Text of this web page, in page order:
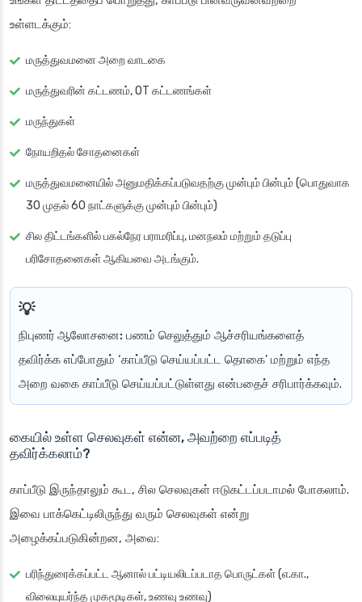
உள்ளடக்கும்:
மருத்துவமனை அறை வாடகை
மருத்துவரின் கட்டணம், OT கட்டணங்கள்
மருந்துகள்
நோயறிதல் சோதனைகள்
மருத்துவமனையில் அனுமதிக்கப்படுவதற்கு முன்பும் பின்பும் (பொதுவாக
30 முதல் 60 நாட்களுக்கு முன்பும் பின்பும்)
சில திட்டங்களில் பகல்நேர பராமரிப்பு, மனநலம் மற்றும் தடுப்பு
பரிசோதனைகள் ஆகியவை அடங்கும்.
நிபுணர் ஆலோசனை: பணம் செலுத்தும் ஆச்சரியங்களைத்
தவிர்க்க எப்போதும் ‘காப்பீடு செய்யப்பட்ட தொகை’ மற்றும் எந்த
அறை வகை காப்பீடு செய்யப்பட்டுள்ளது என்பதைச் சரிபார்க்கவும்.
கையில் உள்ள செலவுகள் என்ன, அவற்றை எப்படித்
தவிர்க்கலாம்?
காப்பீடு இருந்தாலும் கூட, சில செலவுகள் ஈடுகட்டப்படாமல் போகலாம்.
இவை பாக்கெட்டிலிருந்து வரும் செலவுகள் என்று
அழைக்கப்படுகின்றன, அவை:
பரிந்துரைக்கப்பட்ட ஆனால் பட்டியலிடப்படாத பொருட்கள் (எ.கா.,
விலையுயர்ந்த முகமூடிகள், உணவு உணவு)